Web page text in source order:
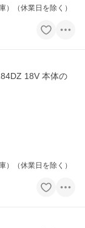
）（休業日を除く）
本体の
）（休業日を除く）